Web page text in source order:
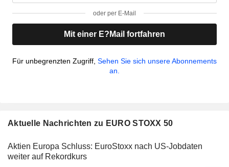
oder per E-Mail
Mit einer E?Mail fortfahren
Für unbegrenzten Zugriff, Sehen Sie sich unsere Abonnements
an.
Aktuelle Nachrichten zu EURO STOXX 50
Aktien Europa Schluss: EuroStoxx nach US-Jobdaten
weiter auf Rekordkurs